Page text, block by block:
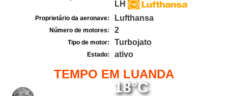
LH
Proprietário da aeronave: Lufthansa
Número de motores: 2
Tipo de motor: Turbojato
Estado: ativo
TEMPO EM LUANDA
18°C